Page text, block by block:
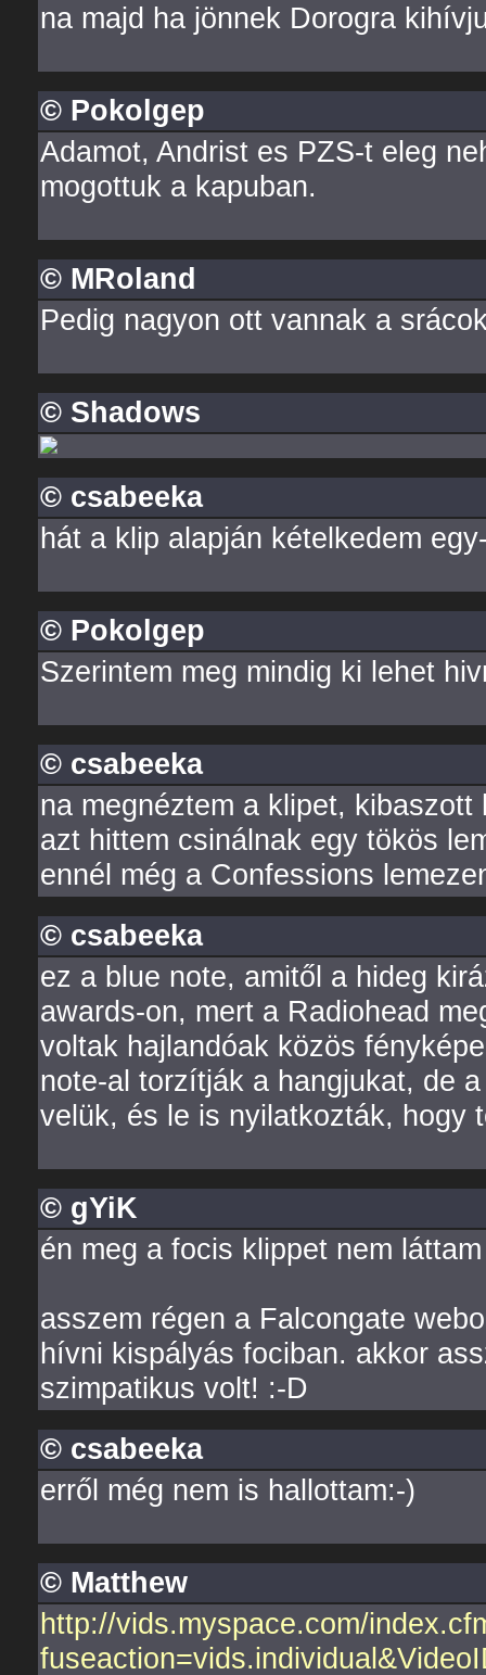
na majd ha jönnek Dorogra
© Pokolgep
Adamot, Andrist es PZS-t eleg
mogottuk a kapuban.
© MRoland
Pedig nagyon ott vannak a
© Shadows
© csabeeka
hát a klip alapján kételkedem
© Pokolgep
Szerintem meg mindig ki lehet
© csabeeka
na megnéztem a klipet,
azt hittem csinálnak egy tökös
ennél még a Confessions
© csabeeka
ez a blue note, amitől a hideg
awards-on, mert a Radiohead
voltak hajlandóak közös
note-al torzítják a hangjukat, de
velük, és le is nyilatkozták, hogy
© gYiK
én meg a focis klippet nem
asszem régen a Falcongate
hívni kispályás fociban. akkor
szimpatikus volt! :-D
© csabeeka
erről még nem is hallottam:-)
© Matthew
http://vids.myspace.com/